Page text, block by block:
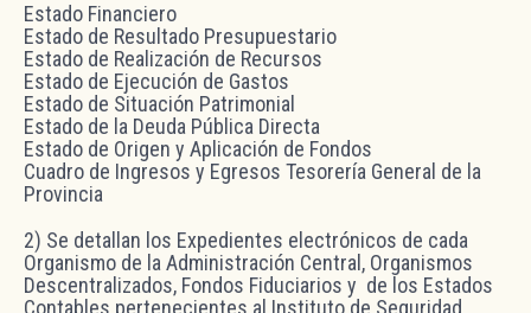
Estado Financiero
Estado de Resultado Presupuestario
Estado de Realización de Recursos
Estado de Ejecución de Gastos
Estado de Situación Patrimonial
Estado de la Deuda Pública Directa
Estado de Origen y Aplicación de Fondos
Cuadro de Ingresos y Egresos Tesorería General de la
Provincia
2) Se detallan los Expedientes electrónicos de cada
Organismo de la Administración Central, Organismos
Descentralizados, Fondos Fiduciarios y de los Estados
Contables pertenecientes al Instituto de Seguridad